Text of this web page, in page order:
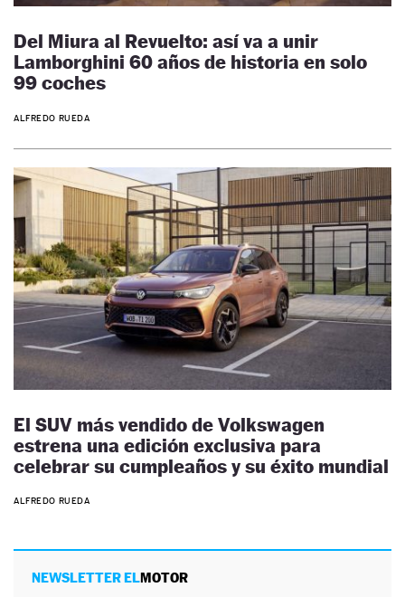
Del Miura al Revuelto: así va a unir
Lamborghini 60 años de historia en solo
99 coches
ALFREDO RUEDA
El SUV más vendido de Volkswagen
estrena una edición exclusiva para
celebrar su cumpleaños y su éxito mundial
ALFREDO RUEDA
NEWSLETTER ELMOTOR